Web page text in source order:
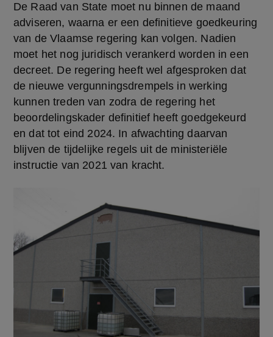
De Raad van State moet nu binnen de maand
adviseren, waarna er een definitieve goedkeuring
van de Vlaamse regering kan volgen. Nadien
moet het nog juridisch verankerd worden in een
decreet. De regering heeft wel afgesproken dat
de nieuwe vergunningsdrempels in werking
kunnen treden van zodra de regering het
beoordelingskader definitief heeft goedgekeurd
en dat tot eind 2024. In afwachting daarvan
blijven de tijdelijke regels uit de ministeriële
instructie van 2021 van kracht.